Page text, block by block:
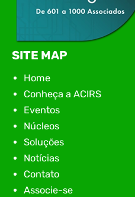
SITE MAP
Home
Conheça a ACIRS
Eventos
Núcleos
Soluções
Notícias
Contato
Associe-se